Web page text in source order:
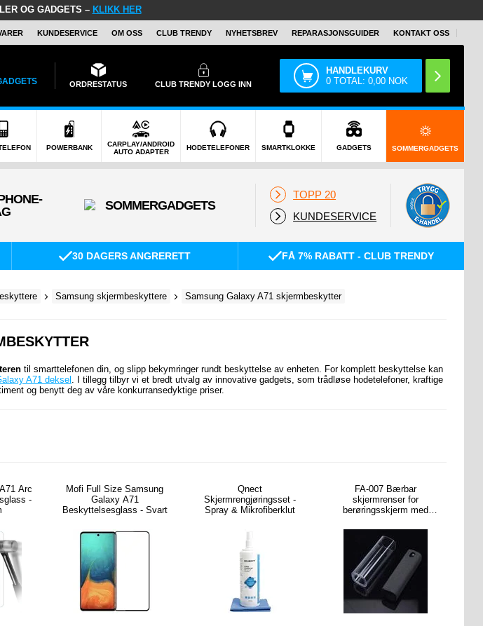
OG GADGETS – KLIKK HER
KUNDESERVICE OM OSS CLUB TRENDY NYHETSBREV REPARASJONSGUIDER KONTAKT OSS
ORDRESTATUS CLUB TRENDYLOGG INN
HANDLEKURV
0 TOTAL:0,00 NOK
POWERBANK
CARPLAY/ANDROID
AUTO ADAPTER
HODETELEFONER SMARTKLOKKE GADGETS SOMMERGADGETS
TOPP 20
KUNDESERVICE
30 DAGERS ANGRERETT FÅ 7% RABATT - CLUB TRENDY
Samsung skjermbeskyttere Samsung Galaxy A71 skjermbeskytter
til smarttelefonen din, og slipp bekymringer rundt beskyttelse av enheten. For komplett beskyttelse kan
A71 deksel . I tillegg tilbyr vi et bredt utvalg av innovative gadgets, som trådløse hodetelefoner, kraftige
og benytt deg av våre konkurransedyktige priser.
Arc
-
Mofi Full Size Samsung
Galaxy A71
Beskyttelsesglass - Svart
Qnect
Skjermrengjøringsset -
Spray & Mikrofiberklut
FA-007 Bærbar
skjermrenser for
berøringsskjerm med
mobiltelefoner, nettbrett
og bærbare datamaskiner
(uten væske)